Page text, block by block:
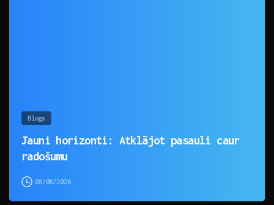
Blogs
Jauni horizonti: Atklājot pasauli caur
radošumu
08/08/2026